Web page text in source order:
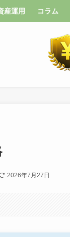
産運用 コラム
2026年7月27日